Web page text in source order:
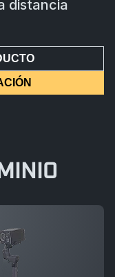
distancia